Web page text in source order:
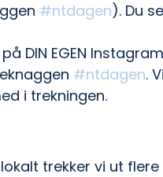
#ntdagen). Du
DIN EGEN
#ntdagen.
i trekningen.
trekker vi ut